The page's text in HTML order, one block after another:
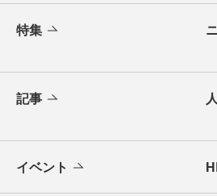
特集
記事
イベント